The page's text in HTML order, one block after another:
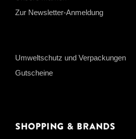
Zur Newsletter-Anmeldung
Umweltschutz und Verpackungen
Gutscheine
Shopping & Brands